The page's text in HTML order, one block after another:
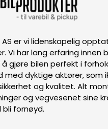
AS er vi lidenskapelig
Vi har lang erfaring innen
gjøre bilen perfekt i
dyktige aktører, som
og kvalitet. Alt
og vegvesenet sine
fornøyd.